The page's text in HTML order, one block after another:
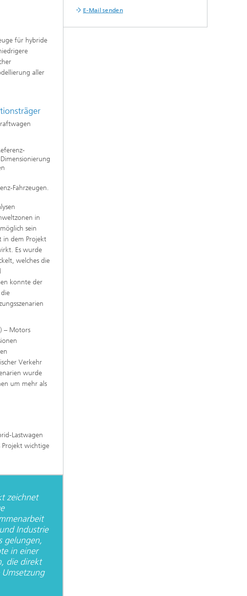
für hybride
aller
Fahrzeugen.
in
sein
in dem Projekt
Es wurde
welches die
konnte der
– Motors
Verkehr
wurde
um mehr als
Lastwagen
Projekt wichtige
zeichnet
Industrie
gelungen,
in einer
die direkt
E-Mail senden